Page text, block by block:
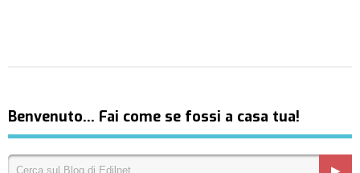
Benvenuto… Fai come se fossi a casa tua!